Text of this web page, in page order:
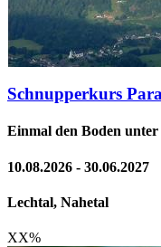
Schnupperkurs
Einmal den Boden
10.08.2026 - 30.06.2027
Lechtal, Nahetal
XX%